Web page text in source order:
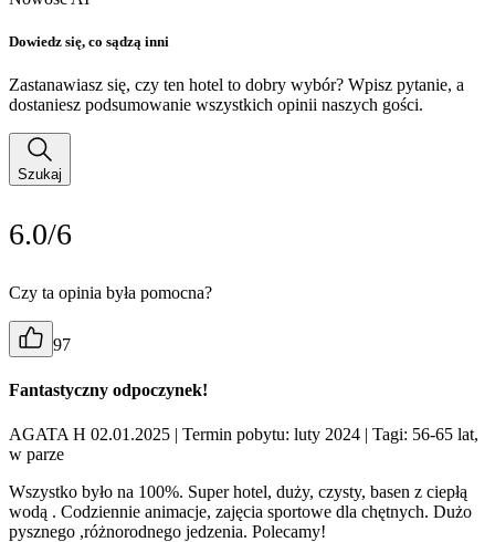
Dowiedz się, co sądzą inni
Zastanawiasz się, czy ten hotel to dobry wybór? Wpisz pytanie, a
dostaniesz podsumowanie wszystkich opinii naszych gości.
Szukaj
6.0/6
Czy ta opinia była pomocna?
97
Fantastyczny odpoczynek!
AGATA H 02.01.2025 | Termin pobytu: luty 2024 | Tagi: 56-65 lat,
w parze
Wszystko było na 100%. Super hotel, duży, czysty, basen z ciepłą
wodą . Codziennie animacje, zajęcia sportowe dla chętnych. Dużo
pysznego ,różnorodnego jedzenia. Polecamy!